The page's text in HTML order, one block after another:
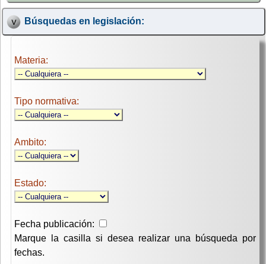
Búsquedas en legislación:
Materia:
Tipo normativa:
Ambito:
Estado:
Fecha publicación:
Marque la casilla si desea realizar una búsqueda por
fechas.